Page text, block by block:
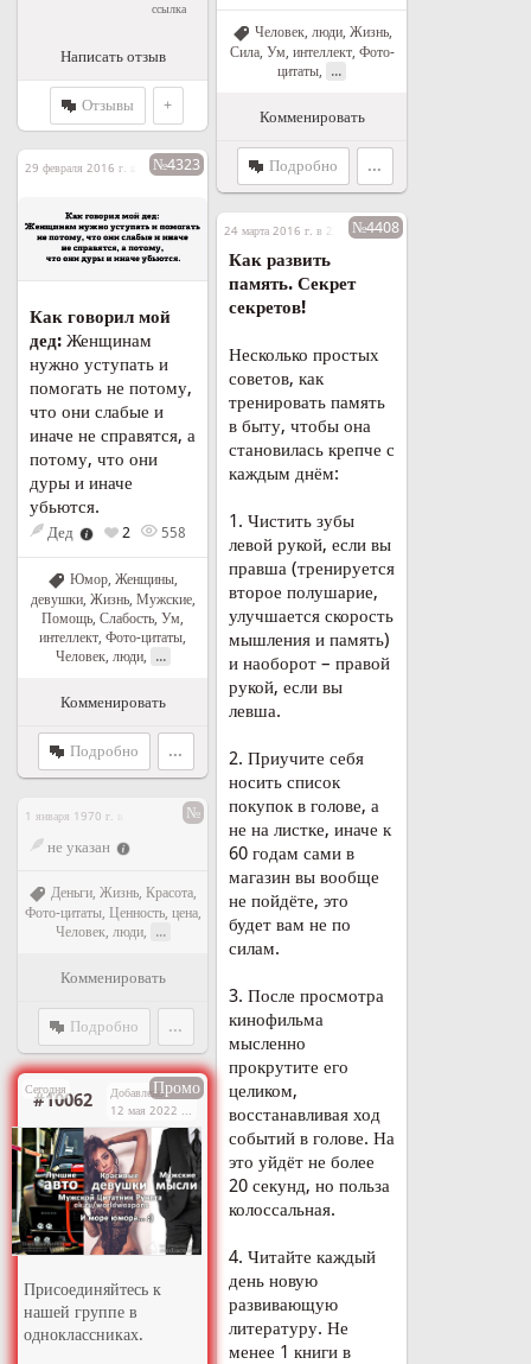
ссылка
Написать отзыв
Отзывы +
Человек, люди, Жизнь,
Сила, Ум, интеллект, Фото-
цитаты
...
Комменировать
Подробно ...
29 февраля 2016 г. в 04:58№4323
Как говорил мой
дед: Женщинам
нужно уступать и
помогать не потому,
что они слабые и
иначе не справятся, а
потому, что они
дуры и иначе
убьются.
Дед 2 558
Юмор, Женщины,
девушки, Жизнь, Мужские,
Помощь, Слабость, Ум,
интеллект, Фото-цитаты,
Человек, люди, ...
Комменировать
Подробно ...
24 марта 2016 г. в 23:11№4408
Как развить
память. Секрет
секретов!
Несколько простых
советов, как
тренировать память
в быту, чтобы она
становилась крепче с
каждым днём:
1. Чистить зубы
левой рукой, если вы
правша (тренируется
второе полушарие,
улучшается скорость
мышления и память)
и наоборот – правой
рукой, если вы
левша.
2. Приучите себя
носить список
покупок в голове, а
не на листке, иначе к
60 годам сами в
магазин вы вообще
не пойдёте, это
будет вам не по
силам.
3. После просмотра
кинофильма
мысленно
прокрутите его
целиком,
восстанавливая ход
событий в голове. На
это уйдёт не более
20 секунд, но польза
колоссальная.
4. Читайте каждый
день новую
развивающую
литературу. Не
менее 1 книги в
1 января 1970 г. в
№
не указан
Деньги, Жизнь, Красота,
Фото-цитаты, Ценность, цена,
Человек, люди, ...
Комменировать
Подробно ...
Сегодня Промо
#10062
Добавлено
12 мая 2022 г. в 14:03
Присоединяйтесь к
нашей группе в
одноклассниках.